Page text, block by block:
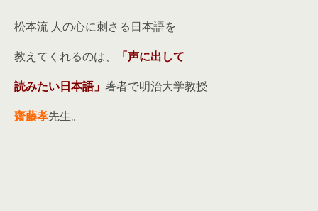
松本流 人の心に刺さる日本語を
教えてくれるのは、
「声に出して
読みたい日本語」 著者で明治大学教授
齋藤孝先生。